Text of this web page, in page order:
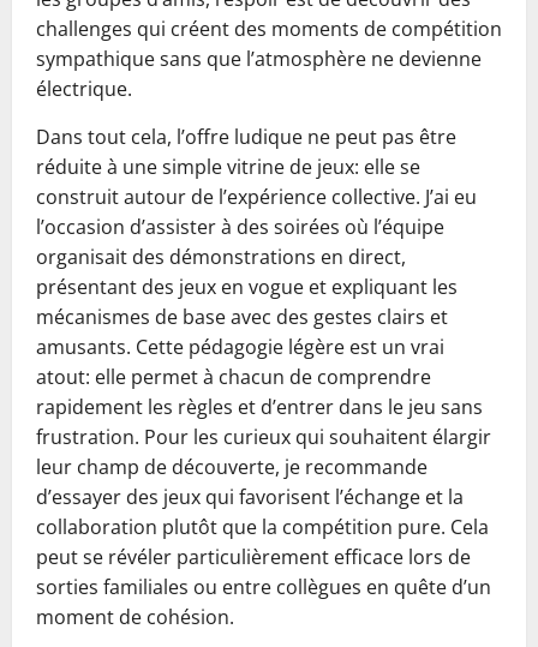
challenges qui créent des moments de compétition
sympathique sans que l’atmosphère ne devienne
électrique.
Dans tout cela, l’offre ludique ne peut pas être
réduite à une simple vitrine de jeux: elle se
construit autour de l’expérience collective. J’ai eu
l’occasion d’assister à des soirées où l’équipe
organisait des démonstrations en direct,
présentant des jeux en vogue et expliquant les
mécanismes de base avec des gestes clairs et
amusants. Cette pédagogie légère est un vrai
atout: elle permet à chacun de comprendre
rapidement les règles et d’entrer dans le jeu sans
frustration. Pour les curieux qui souhaitent élargir
leur champ de découverte, je recommande
d’essayer des jeux qui favorisent l’échange et la
collaboration plutôt que la compétition pure. Cela
peut se révéler particulièrement efficace lors de
sorties familiales ou entre collègues en quête d’un
moment de cohésion.